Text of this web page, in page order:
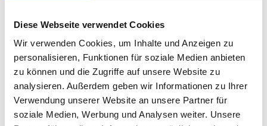
Diese Webseite verwendet Cookies
Wir verwenden Cookies, um Inhalte und Anzeigen zu
personalisieren, Funktionen für soziale Medien anbieten
zu können und die Zugriffe auf unsere Website zu
analysieren. Außerdem geben wir Informationen zu Ihrer
Verwendung unserer Website an unsere Partner für
soziale Medien, Werbung und Analysen weiter. Unsere
aktuelles aus der Praxis
die nächsten Urlaubstermine der Behandler:
Dr.Mittelstädt
Christoph Wolff